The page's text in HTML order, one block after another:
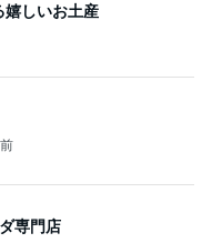
嬉しいお土産
専門店